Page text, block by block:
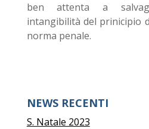
ben attenta a
intangibilità del prinicipio
norma penale.
NEWS RECENTI
S. Natale 2023